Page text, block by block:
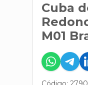
Cuba
M01